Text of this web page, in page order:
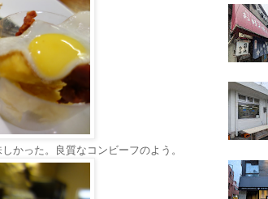
かった。良質なコンビーフのよう。